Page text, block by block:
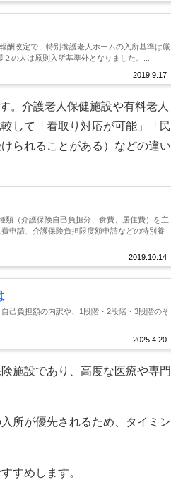
2019.9.17
酬改定で、特別養護老人ホームの入所基準は厳
の人は原則入所基準外となりました。...
。介護老人保健施設や有料老人
して「看取り対応が可能」「民
られることがある）などの違い
2019.10.14
類（介護保険自己負担分、食費、居住費）を主
申請、介護保険負担限度額申請などの特別養
2025.4.20
己負担額の内訳や、1段階・2段階・3段階のそ
施設であり、高度な医療や専門
所が優先されるため、タイミン
すめします。